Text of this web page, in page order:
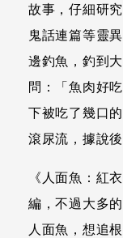
故事，仔細研
鬼話連篇等靈
邊釣魚，釣到
問：「魚肉好
下被吃了幾口
滾尿流，據說
《人面魚：紅
編，不過大多
人面魚，想追